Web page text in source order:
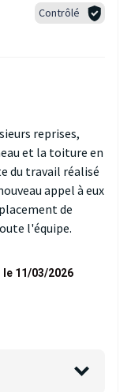
Contrôlé
reprises,
et la toiture en
du travail réalisé
appel à eux
de
l'équipe.
le 11/03/2026